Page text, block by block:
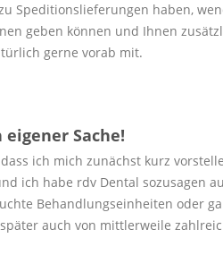
Speditionslieferungen haben,
geben können und Ihnen
gerne vorab mit.
Sache!
ich mich zunächst kurz
ich habe rdv Dental sozusagen
Behandlungseinheiten oder
auch von mittlerweile